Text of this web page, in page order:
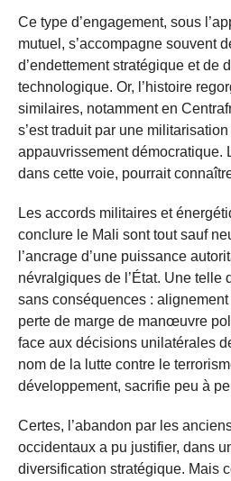
Ce type d’engagement, sous
mutuel, s’accompagne souvent
d’endettement stratégique et de
technologique. Or, l’histoire
similaires, notamment en
s’est traduit par une
appauvrissement démocratique.
dans cette voie, pourrait
Les accords militaires et
conclure le Mali sont tout sauf
l’ancrage d’une puissance
névralgiques de l’État. Une telle
sans conséquences :
perte de marge de manœuvre
face aux décisions unilatérales
nom de la lutte contre le
développement, sacrifie peu à
Certes, l’abandon par les
occidentaux a pu justifier, dans
diversification stratégique. Mais